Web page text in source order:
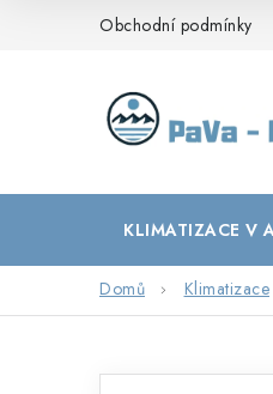
Obchodní podmínky
KLIMATIZACE V
Domů Klimatizace